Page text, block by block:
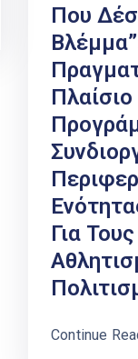
Που
Για
Continue